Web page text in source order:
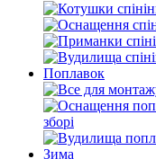
Поплавок
зборі
Зима